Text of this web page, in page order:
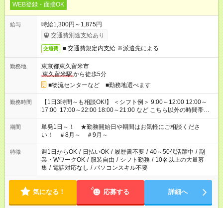
WEB登録・面接OK
給与
時給1,300円～1,875円
交通費別途支給あり
交通費 ■ 交通費規定内支給 ※派遣先による
勤務地
東京都東久留米市
東久留米駅から徒歩5分
■物流センターなど ■勤務地選べます
勤務時間
【1日3時間～も相談OK!】 ＜シフト例＞ 9:00～12:00 12:00～
17:00 17:00～22:00 18:00～21:00 など こちら以外の時間帯も
お気軽にご相談ください！
期間
単発1日～！ ★勤務開始日や期間はお気軽にご相談くださ
い！ ＃8月～ ＃9月～
特徴 週1日からOK / 日払いOK / 履歴書不要 / 40～50代活躍中 / 副
業・WワークOK / 服装自由 / シフト勤務 / 10名以上の大量募
集 / 電話対応なし / パソコンスキル不要
気になる！ 応募する 詳細へ